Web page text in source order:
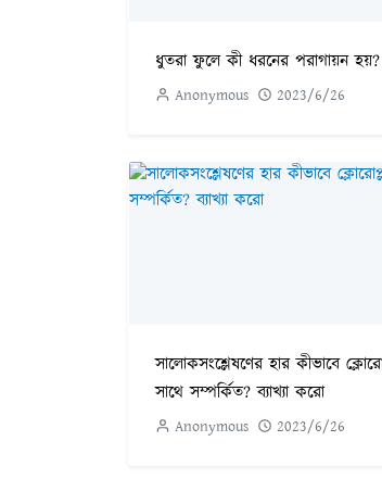
ধুতরা ফুলে কী ধরনের পরাগায়ন হয়?
Anonymous 2023/6/26
সালোকসংশ্লেষণের হার কীভাবে
সাথে সম্পর্কিত? ব্যাখ্যা করো
Anonymous 2023/6/26